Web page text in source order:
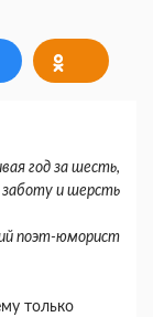
год за шесть,
и шерсть
поэт-юморист
только